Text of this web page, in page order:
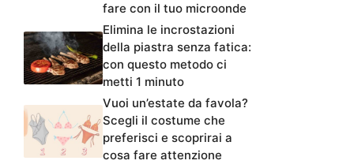
fare con il tuo microonde
Elimina le incrostazioni
della piastra senza fatica:
con questo metodo ci
metti 1 minuto
Vuoi un’estate da favola?
Scegli il costume che
preferisci e scoprirai a
cosa fare attenzione